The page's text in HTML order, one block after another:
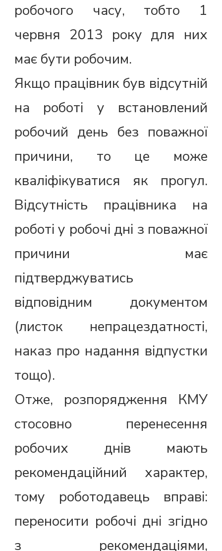
робочого часу, тобто 1
червня 2013 року для них
має бути робочим.
Якщо працівник був відсутній
на роботі у встановлений
робочий день без поважної
причини, то це може
кваліфікуватися як прогул.
Відсутність працівника на
роботі у робочі дні з поважної
причини має
підтверджуватись
відповідним документом
(листок непрацездатності,
наказ про надання відпустки
тощо).
Отже, розпорядження КМУ
стосовно перенесення
робочих днів мають
рекомендаційний характер,
тому роботодавець вправі:
переносити робочі дні згідно
з рекомендаціями,